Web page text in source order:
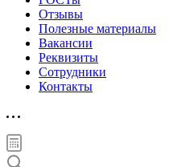
Отзывы
Полезные материалы
Вакансии
Реквизиты
Сотрудники
Контакты